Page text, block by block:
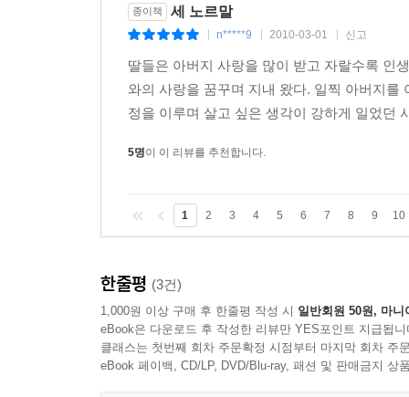
종이책 세 노르말
n*****9 2010-03-01 신고
딸들은 아버지 사랑을 많이 받고 자랄수록 인
와의 사랑을 꿈꾸며 지내 왔다. 일찍 아버지
정을 이루며 살고 싶은 생각이 강하게 일었던
5명이 이 리뷰를 추천합니다.
1 2 3 4 5 6 7 8 9 10
한줄평 (3건)
1,000원 이상 구매 후 한줄평 작성 시 일반회원 50원, 마니
eBook은 다운로드 후 작성한 리뷰만 YES포인트 지급됩니
클래스는 첫번째 회차 주문확정 시점부터 마지막 회차 주
eBook 페이백, CD/LP, DVD/Blu-ray, 패션 및 판매금지 상